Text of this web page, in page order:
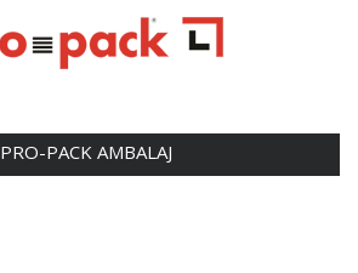
PRO-PACK AMBALAJ